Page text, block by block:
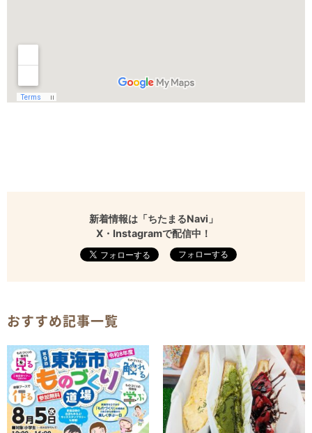
新着情報は「ちたまるNavi」
X・Instagramで配信中！
フォローする
おすすめ記事一覧